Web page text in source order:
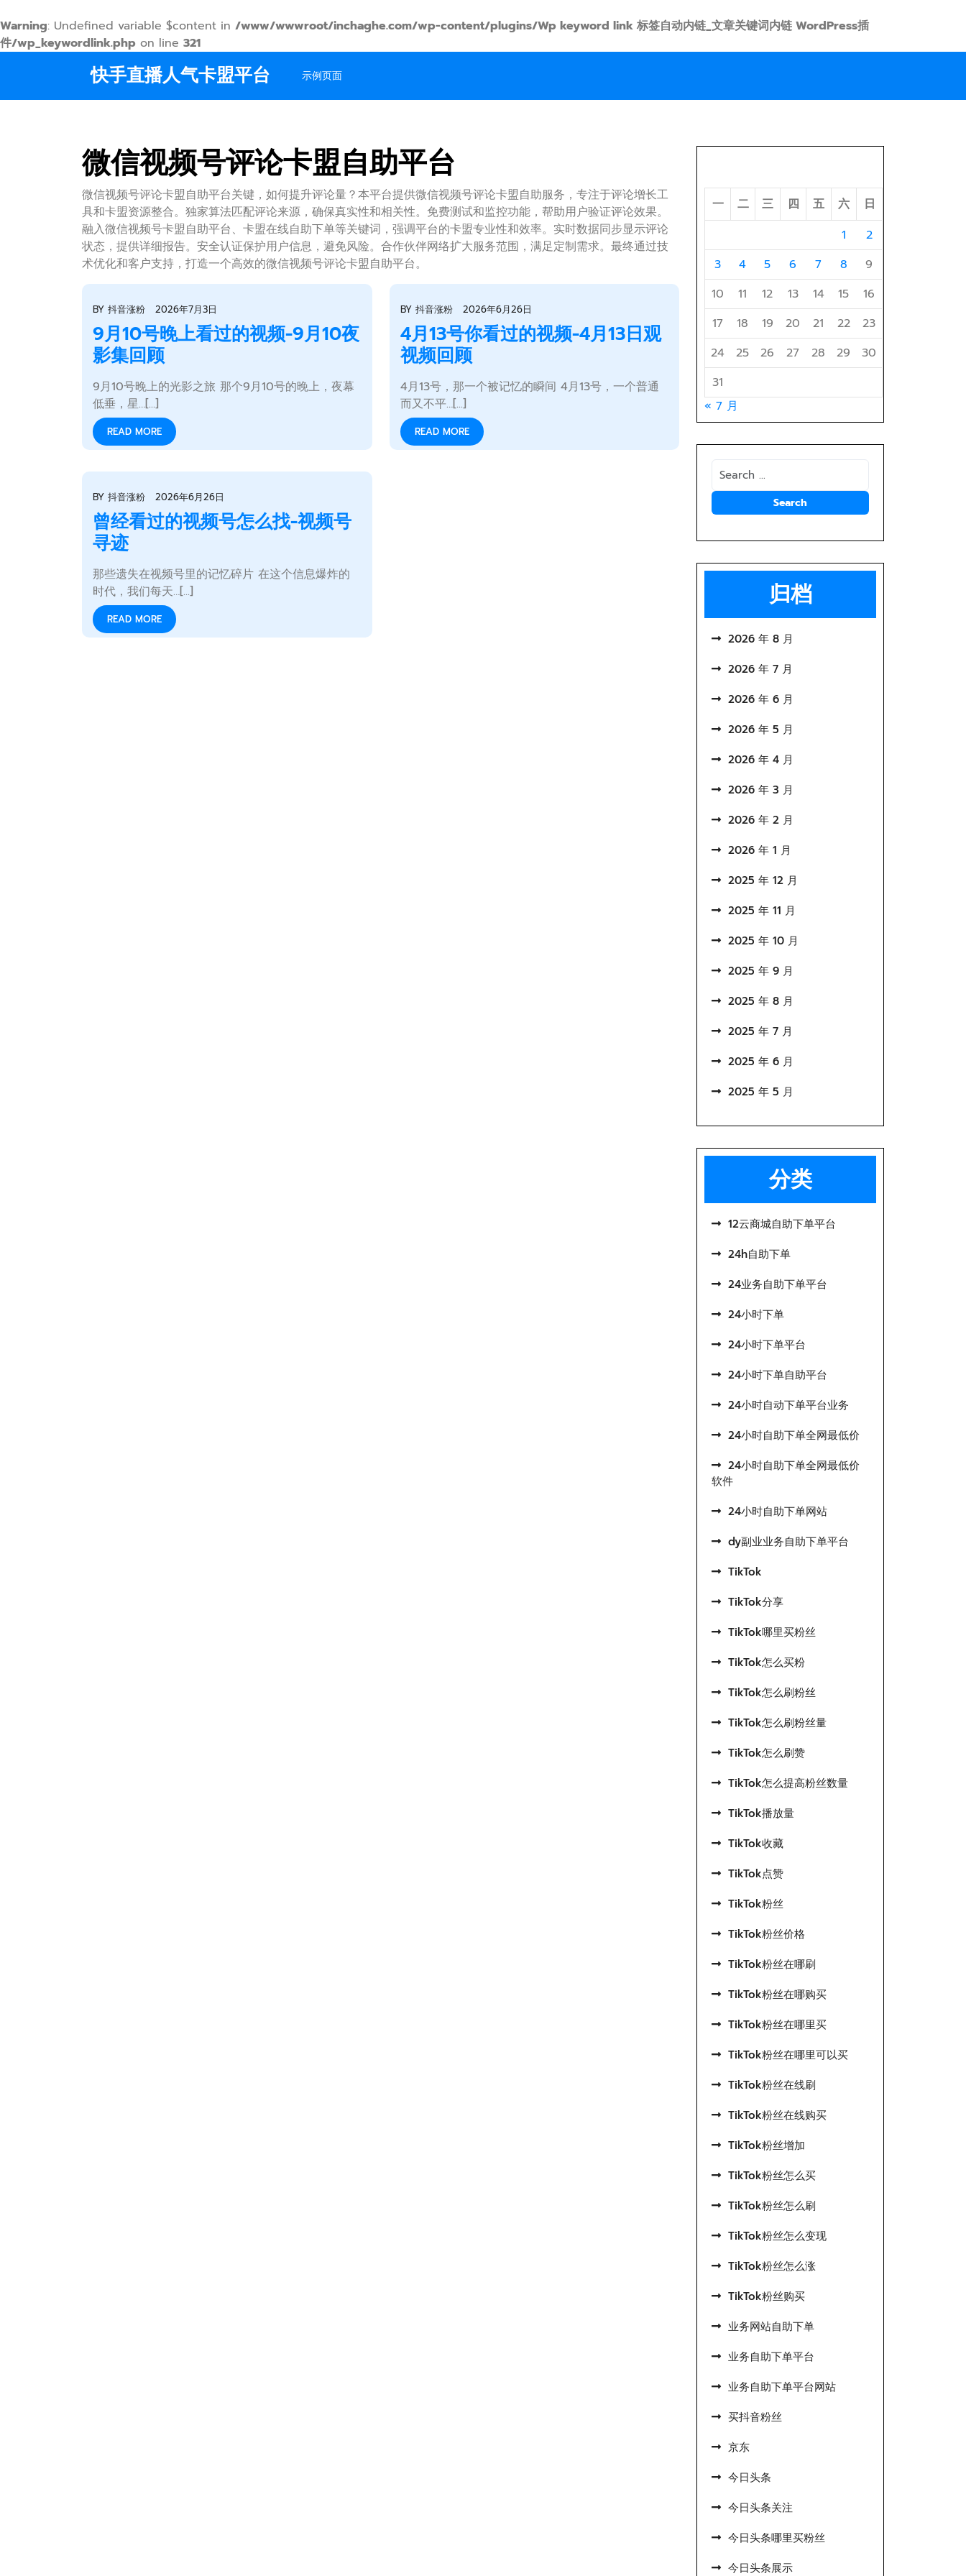
Warning: Undefined variable $content in /www/wwwroot/inchaghe.com/wp-content/plugins/Wp keyword link 标签自动内链_文章关键词内链 WordPress插
件/wp_keywordlink.php on line 321
快手直播人气卡盟平台 示例页面
微信视频号评论卡盟自助平台
微信视频号评论卡盟自助平台关键，如何提升评论量？本平台提供微信视频号评论卡盟自助服务，专注于评论增长工
具和卡盟资源整合。独家算法匹配评论来源，确保真实性和相关性。免费测试和监控功能，帮助用户验证评论效果。
融入微信视频号卡盟自助平台、卡盟在线自助下单等关键词，强调平台的卡盟专业性和效率。实时数据同步显示评论
状态，提供详细报告。安全认证保护用户信息，避免风险。合作伙伴网络扩大服务范围，满足定制需求。最终通过技
术优化和客户支持，打造一个高效的微信视频号评论卡盟自助平台。
BY 抖音涨粉 2026年7月3日
9月10号晚上看过的视频-9月10夜
影集回顾
9月10号晚上的光影之旅 那个9月10号的晚上，夜幕
低垂，星…[...]
READ MORE
BY 抖音涨粉 2026年6月26日
4月13号你看过的视频-4月13日观
视频回顾
4月13号，那一个被记忆的瞬间 4月13号，一个普通
而又不平…[...]
READ MORE
BY 抖音涨粉 2026年6月26日
曾经看过的视频号怎么找-视频号
寻迹
那些遗失在视频号里的记忆碎片 在这个信息爆炸的
时代，我们每天…[...]
READ MORE
一
二 三 四 五 六
日
1
2
3
4 5 6 7 8
9
10
11 12 13 14 15
16
17
18 19 20 21 22
23
24
25 26 27 28 29
30
31
« 7 月
归档
2026 年 8 月
2026 年 7 月
2026 年 6 月
2026 年 5 月
2026 年 4 月
2026 年 3 月
2026 年 2 月
2026 年 1 月
2025 年 12 月
2025 年 11 月
2025 年 10 月
2025 年 9 月
2025 年 8 月
2025 年 7 月
2025 年 6 月
2025 年 5 月
分类
12云商城自助下单平台
24h自助下单
24业务自助下单平台
24小时下单
24小时下单平台
24小时下单自助平台
24小时自动下单平台业务
24小时自助下单全网最低价
24小时自助下单全网最低价
软件
24小时自助下单网站
dy副业业务自助下单平台
TikTok
TikTok分享
TikTok哪里买粉丝
TikTok怎么买粉
TikTok怎么刷粉丝
TikTok怎么刷粉丝量
TikTok怎么刷赞
TikTok怎么提高粉丝数量
TikTok播放量
TikTok收藏
TikTok点赞
TikTok粉丝
TikTok粉丝价格
TikTok粉丝在哪刷
TikTok粉丝在哪购买
TikTok粉丝在哪里买
TikTok粉丝在哪里可以买
TikTok粉丝在线刷
TikTok粉丝在线购买
TikTok粉丝增加
TikTok粉丝怎么买
TikTok粉丝怎么刷
TikTok粉丝怎么变现
TikTok粉丝怎么涨
TikTok粉丝购买
业务网站自助下单
业务自助下单平台
业务自助下单平台网站
买抖音粉丝
京东
今日头条
今日头条关注
今日头条哪里买粉丝
今日头条展示